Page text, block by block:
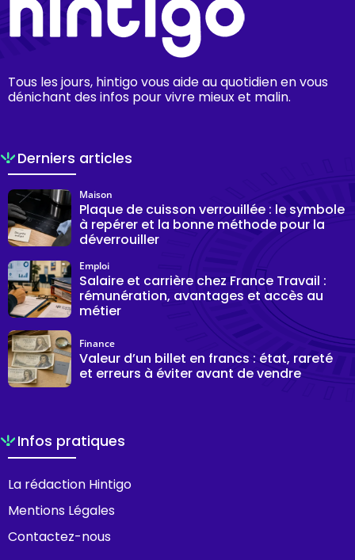
Tous les jours, hintigo vous aide au quotidien en vous
dénichant des infos pour vivre mieux et malin.
Derniers articles
Plaque de cuisson verrouillée : le symbole
à repérer et la bonne méthode pour la
déverrouiller
Maison
Salaire et carrière chez France Travail :
rémunération, avantages et accès au
métier
Emploi
Valeur d’un billet en francs : état, rareté
et erreurs à éviter avant de vendre
Finance
Infos pratiques
La rédaction Hintigo
Mentions Légales
Contactez-nous